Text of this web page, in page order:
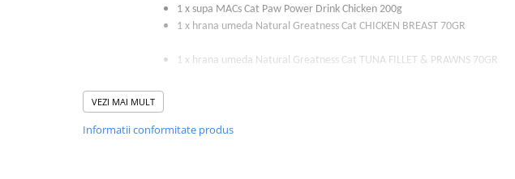
1 x supa MACs Cat Paw Power Drink Chicken 200g
1 x hrana umeda Natural Greatness Cat CHICKEN BREAST 70GR
1 x hrana umeda Natural Greatness Cat TUNA FILLET & PRAWNS 70GR
1 x recompensa cremoasa Natural Greatness CHICKEN CARROTS VISION
VEZI MAI MULT
Informatii conformitate produs